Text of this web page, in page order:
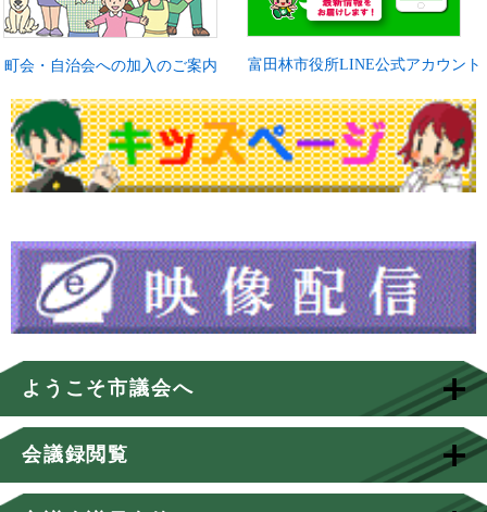
ようこそ市議会へ
会議録閲覧
町会・自治会への加入のご案内 富田林市役所LINE公式アカウント